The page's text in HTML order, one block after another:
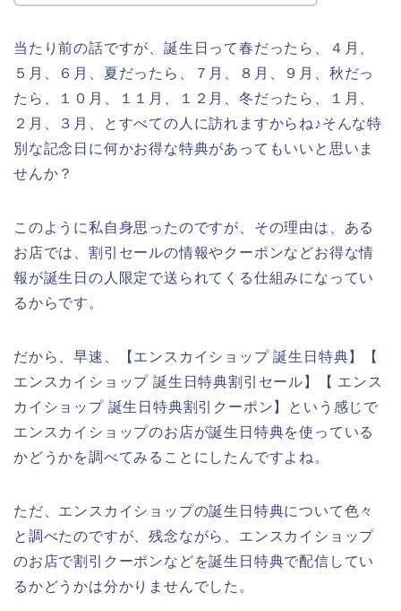
当たり前の話ですが、誕生日って春だったら、４月、
５月、６月、夏だったら、７月、８月、９月、秋だっ
たら、１０月、１１月、１２月、冬だったら、１月、
２月、３月、とすべての人に訪れますからね♪そんな特
別な記念日に何かお得な特典があってもいいと思いま
せんか？
このように私自身思ったのですが、その理由は、ある
お店では、割引セールの情報やクーポンなどお得な情
報が誕生日の人限定で送られてくる仕組みになってい
るからです。
だから、早速、【エンスカイショップ 誕生日特典】【
エンスカイショップ 誕生日特典割引セール】【 エンス
カイショップ 誕生日特典割引クーポン】という感じで
エンスカイショップのお店が誕生日特典を使っている
かどうかを調べてみることにしたんですよね。
ただ、エンスカイショップの誕生日特典について色々
と調べたのですが、残念ながら、エンスカイショップ
のお店で割引クーポンなどを誕生日特典で配信してい
るかどうかは分かりませんでした。